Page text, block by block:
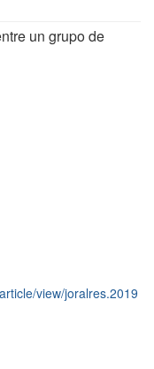
un grupo de
view/joralres.2019